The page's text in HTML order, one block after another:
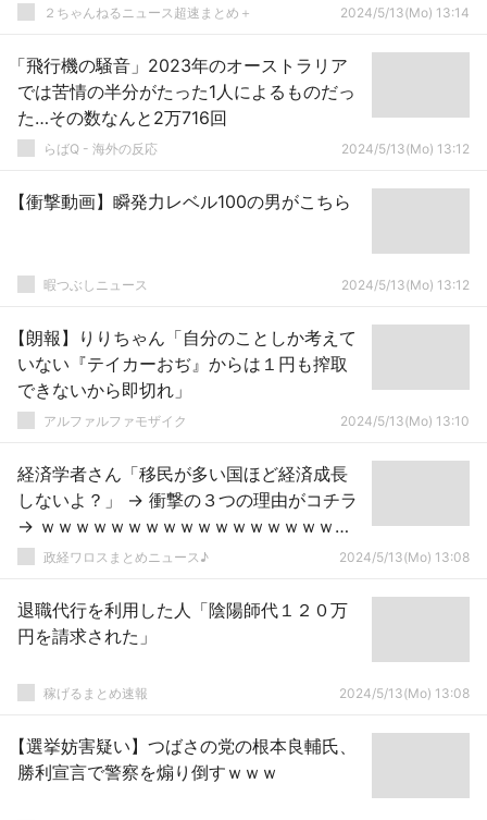
２ちゃんねるニュース超速まとめ＋ 2024/5/13(Mo) 13:14
「飛行機の騒音」2023年のオーストラリア
では苦情の半分がたった1人によるものだっ
た…その数なんと2万716回
らばQ - 海外の反応 2024/5/13(Mo) 13:12
【衝撃動画】瞬発力レベル100の男がこちら
暇つぶしニュース 2024/5/13(Mo) 13:12
【朗報】りりちゃん「自分のことしか考えて
いない『テイカーおぢ』からは１円も搾取
できないから即切れ」
アルファルファモザイク 2024/5/13(Mo) 13:10
経済学者さん「移民が多い国ほど経済成長
しないよ？」 → 衝撃の３つの理由がコチラ
→ ｗｗｗｗｗｗｗｗｗｗｗｗｗｗｗｗｗｗ
ｗｗｗｗｗｗ
政経ワロスまとめニュース♪ 2024/5/13(Mo) 13:08
退職代行を利用した人「陰陽師代１２０万
円を請求された」
稼げるまとめ速報 2024/5/13(Mo) 13:08
【選挙妨害疑い】つばさの党の根本良輔氏、
勝利宣言で警察を煽り倒すｗｗｗ